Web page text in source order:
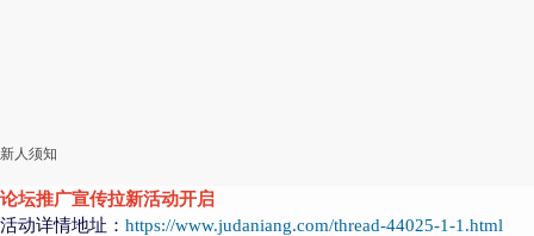
新人须知
论坛推广宣传拉新活动开启
活动详情地址： https://www.judaniang.com/thread-44025-1-1.html